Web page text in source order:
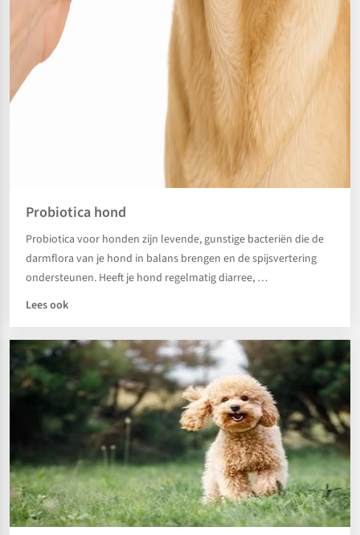
Probiotica hond
Probiotica voor honden zijn levende, gunstige bacteriën die de
darmflora van je hond in balans brengen en de spijsvertering
ondersteunen. Heeft je hond regelmatig diarree, …
Lees ook